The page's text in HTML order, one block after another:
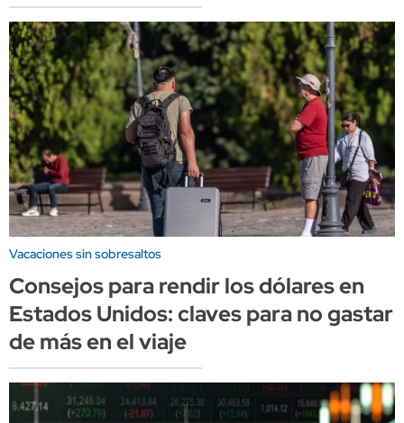
Vacaciones sin sobresaltos
Consejos para rendir los dólares en
Estados Unidos: claves para no gastar
de más en el viaje